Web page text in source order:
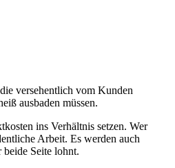
versehentlich vom Kunden
ausbaden müssen.
ins Verhältnis setzen. Wer
Arbeit. Es werden auch
Seite lohnt.